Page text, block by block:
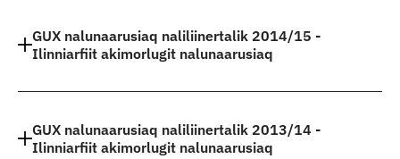
GUX nalunaarusiaq naliliinertalik 2014/15 -
Ilinniarfiit akimorlugit nalunaarusiaq
GUX nalunaarusiaq naliliinertalik 2013/14 -
Ilinniarfiit akimorlugit nalunaarusiaq